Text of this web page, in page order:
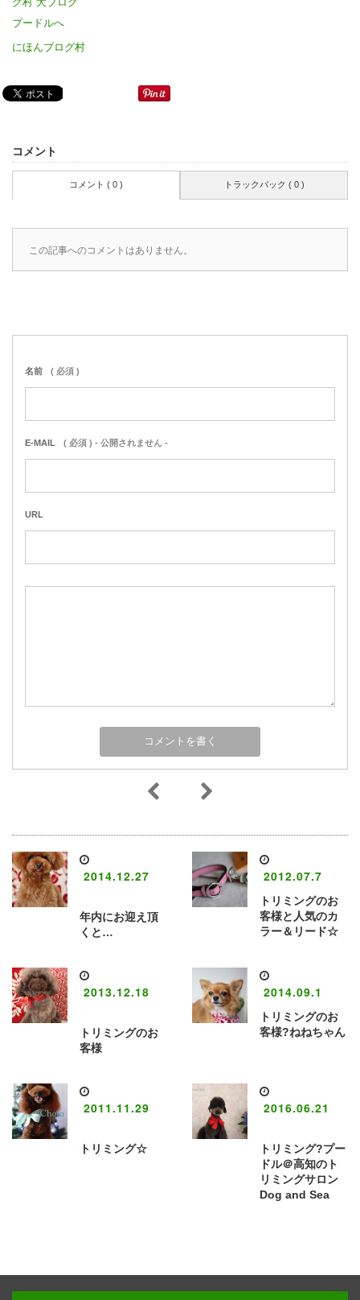
にほんブログ村
コメント
コメント ( 0 ) トラックバック ( 0 )
この記事へのコメントはありません。
名前 ( 必須 )
E-MAIL ( 必須 ) - 公開されません -
URL
2014.12.27
年内にお迎え頂
くと…
2012.07.7
トリミングのお
客様と人気のカ
ラー＆リード☆
2013.12.18
トリミングのお
客様
2014.09.1
トリミングのお
客様?ねねちゃん
2011.11.29
トリミング☆
2016.06.21
トリミング?プー
ドル＠高知のト
リミングサロン
Dog and Sea